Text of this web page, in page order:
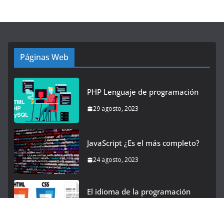
Páginas Web
PHP Lenguaje de programación
29 agosto, 2023
JavaScript ¿Es el más completo?
24 agosto, 2023
El idioma de la programación